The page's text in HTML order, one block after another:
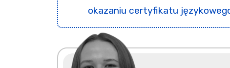
okazaniu certyfikatu